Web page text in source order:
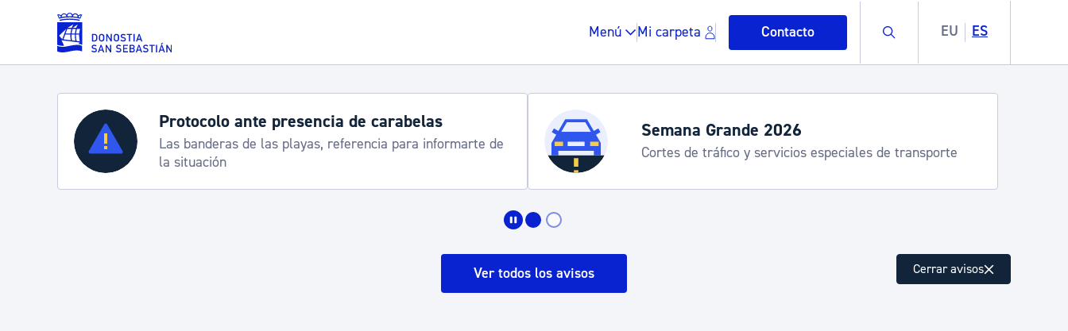
Saltar al contenido principal
Menú Mi carpeta Contacto Buscar EU ES
Servicios
Padrón y asuntos personales
Espacio público, residuos y medioambiente
Protocolo ante presencia de carabelas
Las banderas de las playas, referencia para informarte de
la situación
Semana Grande 2026
Cortes de tráfico y servicios especiales de transporte
Ver todos los avisos Cerrar avisos